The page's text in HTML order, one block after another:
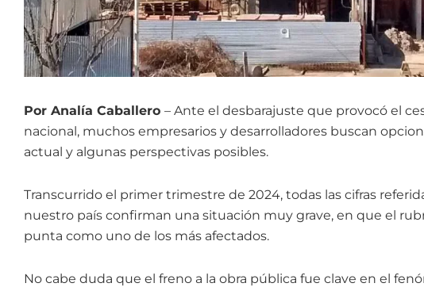
Por Analía Caballero – Ante el desbarajuste que provocó el
nacional, muchos empresarios y desarrolladores buscan
actual y algunas perspectivas posibles.
Transcurrido el primer trimestre de 2024, todas las cifras
nuestro país confirman una situación muy grave, en que el
punta como uno de los más afectados.
No cabe duda que el freno a la obra pública fue clave en el